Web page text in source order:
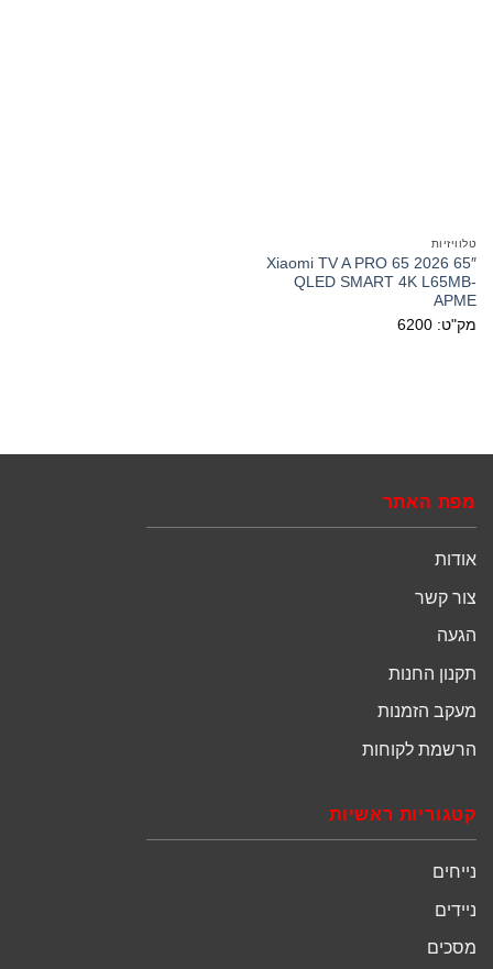
טלוויזיות
Xiaomi TV A PRO 65 2026 65″
QLED SMART 4K L65MB-
APME
מק"ט: 6200
מפת האתר
אודות
צור קשר
הגעה
תקנון החנות
מעקב הזמנות
הרשמת לקוחות
קטגוריות ראשיות
נייחים
ניידים
מסכים